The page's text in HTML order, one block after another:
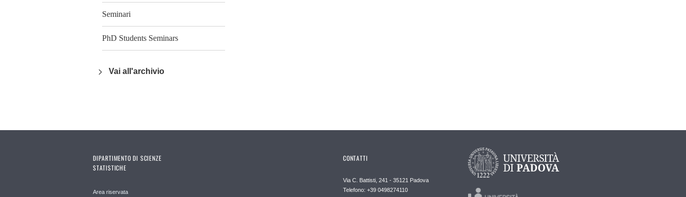
Seminari
PhD Students Seminars
Vai all'archivio
DIPARTIMENTO DI SCIENZE
STATISTICHE
Area riservata
CONTATTI
Via C. Battisti, 241 - 35121 Padova
Telefono: +39 0498274110